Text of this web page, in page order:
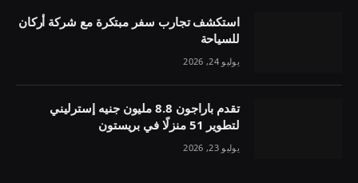
استكشف تجارب سفر مبتكرة مع شركة أركان
للسياحة
يوليو 24, 2026
تقدم باراجون 8.8 مليون جنيه إسترليني
لتطوير 51 منزلًا في بريستون
يوليو 23, 2026